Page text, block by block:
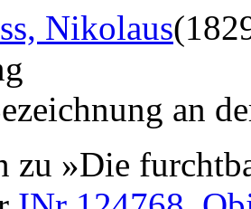
Nikolaus
an
zu »Die